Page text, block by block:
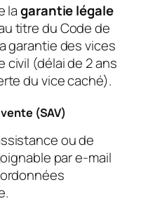
lagarantie légale
titre du Code de
garantie des vices
civil (délai de 2 ans
du vice caché).
(SAV)
ou de
par e-mail